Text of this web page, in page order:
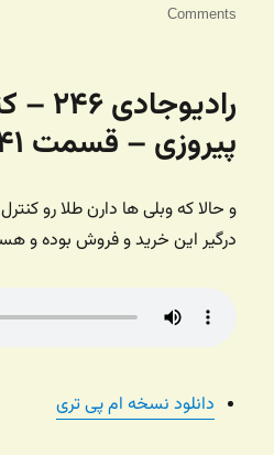
در
Comments
پیروزی – قسمت ۴۱ – کوری دکترو
و حالا که وبلی ها دارن طلا رو
درگیر این خرید و فروش بوده و
دانلود نسخه ام پی تری